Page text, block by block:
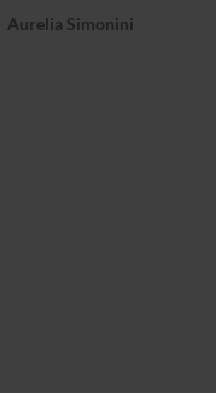
Aurelia Simonini